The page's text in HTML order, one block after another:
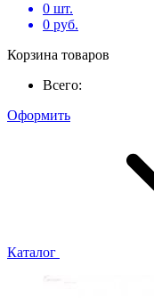
0 шт.
0 руб.
Корзина товаров
Всего:
Оформить
Каталог